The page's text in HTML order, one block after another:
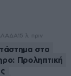
15 λ. πριν
στο
Προληπτική